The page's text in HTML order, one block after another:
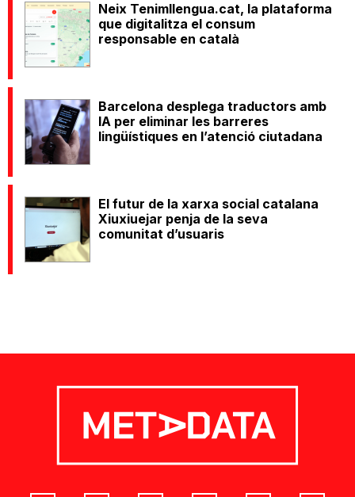
Neix Tenimllengua.cat, la plataforma
que digitalitza el consum
responsable en català
Barcelona desplega traductors amb
IA per eliminar les barreres
lingüístiques en l’atenció ciutadana
El futur de la xarxa social catalana
Xiuxiuejar penja de la seva
comunitat d’usuaris